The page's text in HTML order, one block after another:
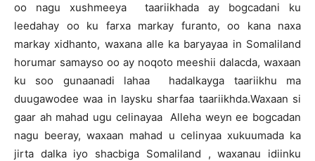
oo nagu xushmeeya taariikhada ay bogcadani ku
leedahay oo ku farxa markay furanto, oo kana naxa
markay xidhanto, waxana alle ka baryayaa in Somaliland
horumar samayso oo ay noqoto meeshii dalacda, waxaan
ku soo gunaanadi lahaa hadalkayga taariikhu ma
duugawodee waa in laysku sharfaa taariikhda.Waxaan si
gaar ah mahad ugu celinayaa Alleha weyn ee bogcadan
nagu beeray, waxaan mahad u celinyaa xukuumada ka
jirta dalka iyo shacbiga Somaliland , waxanau idiinku